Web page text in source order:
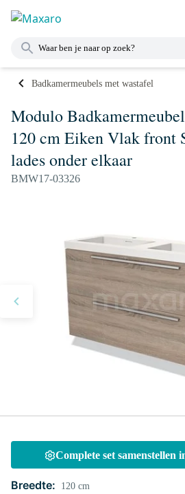
Badkamermeubels met wastafel
Modulo
120 cm Eiken Vlak front
lades onder elkaar
BMW17-03326
Complete set samenstellen
Breedte: 120 cm